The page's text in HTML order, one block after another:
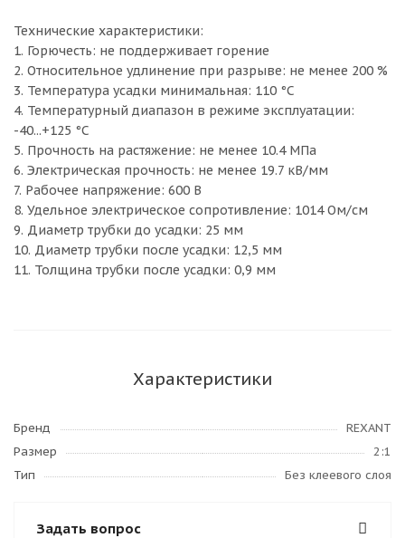
Технические характеристики:
1. Горючесть: не поддерживает горение
2. Относительное удлинение при разрыве: не менее 200 %
3. Температура усадки минимальная: 110 °С
4. Температурный диапазон в режиме эксплуатации:
-40...+125 °С
5. Прочность на растяжение: не менее 10.4 МПа
6. Электрическая прочность: не менее 19.7 кВ/мм
7. Рабочее напряжение: 600 В
8. Удельное электрическое сопротивление: 1014 Ом/см
9. Диаметр трубки до усадки: 25 мм
10. Диаметр трубки после усадки: 12,5 мм
11. Толщина трубки после усадки: 0,9 мм
Характеристики
Бренд
REXANT
Размер
2:1
Тип
Без клеевого слоя
Задать вопрос